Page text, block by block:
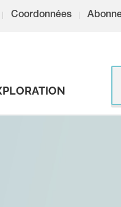
Coordonnées